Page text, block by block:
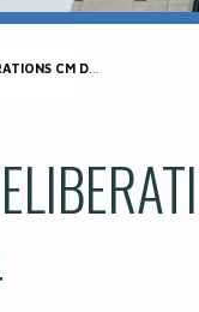
CM DU 03.07.2024